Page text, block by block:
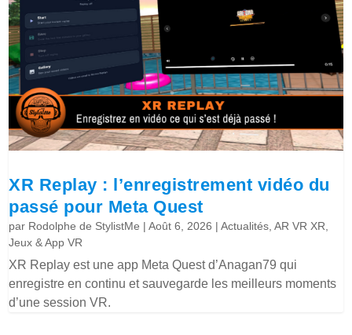
XR Replay : l’enregistrement vidéo du
passé pour Meta Quest
par Rodolphe de StylistMe |Août 6, 2026 |Actualités ,AR VR XR
Jeux & App VR
XR Replay est une app Meta Quest d’Anagan79 qui
enregistre en continu et sauvegarde les meilleurs moments
d’une session VR.